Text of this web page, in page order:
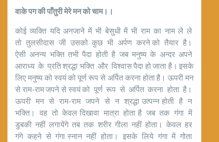
वाके पग की पाँतुरी मेरे मन को चाम।।
कोई व्यक्ति यदि अनजाने में भी बेसुधी में भी राम का नाम ले ले
तो तुलसीदास जी उसको कुछ भी अर्पण करने को तैयार है।
ऐसी अनन्य भक्ति तभी पैदा होती है जब मनुष्य के अन्दर अपने
आराध्य के प्रति श्रद्धा भक्ति और विश्वास पैदा हो जाता है। इसके
लिए मनुष्य को स्वयं को पूर्ण रूप से अर्पित करना होता है। ऊपरी मन
से राम-राम जपने से स्वयं को पूर्ण रूप से अर्पित करना होता है।
ऊपरी मन से राम-राम जपने से न श्रद्धा उत्पन्न होती है न
भक्ति। वह तो केवल दिखावा मात्रा होता है जब तक गंगा में
डुबकी नहीं लगायेंगे तब तक शरीर गीला नहीं होता। केवल हर
गंगे कहने से गंगा स्नान नहीं होता। इसके लिये गंगा में गोता